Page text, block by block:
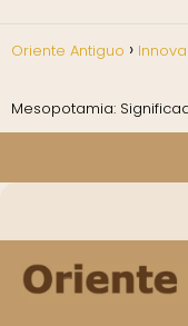
Oriente Antiguo
Mesopotamia: